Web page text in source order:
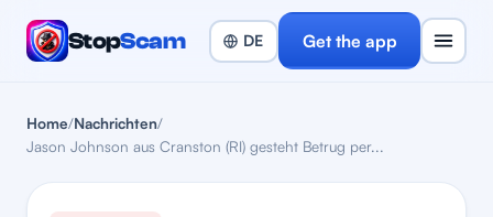
StopScam Get the app
Home/Nachrichten/
Jason Johnson aus Cranston (RI) gesteht Betrug per...